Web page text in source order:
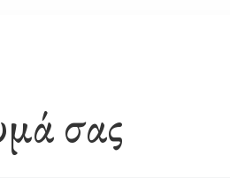
σας